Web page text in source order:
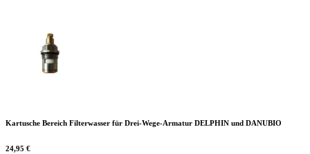
Kartusche Bereich Filterwasser für Drei-Wege-Armatur DELPHIN und DANUBIO
24,95 €